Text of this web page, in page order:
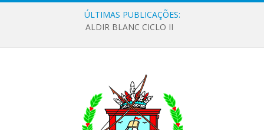
ÚLTIMAS PUBLICAÇÕES:
ALDIR BLANC CICLO II